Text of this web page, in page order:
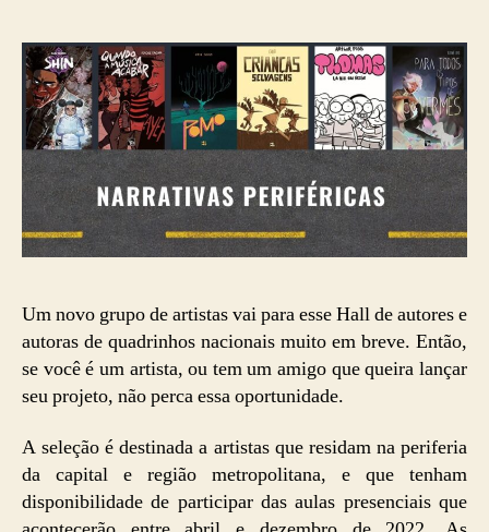
Um novo grupo de artistas vai para esse Hall de autores e
autoras de quadrinhos nacionais muito em breve. Então,
se você é um artista, ou tem um amigo que queira lançar
seu projeto, não perca essa oportunidade.
A seleção é destinada a artistas que residam na periferia
da capital e região metropolitana, e que tenham
disponibilidade de participar das aulas presenciais que